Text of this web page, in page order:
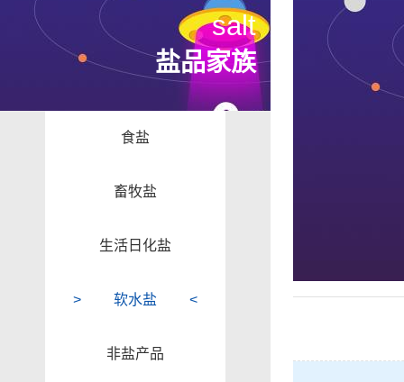
salt
盐品家族
食盐
畜牧盐
生活日化盐
软水盐
非盐产品